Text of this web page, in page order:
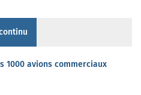
1000 avions commerciaux